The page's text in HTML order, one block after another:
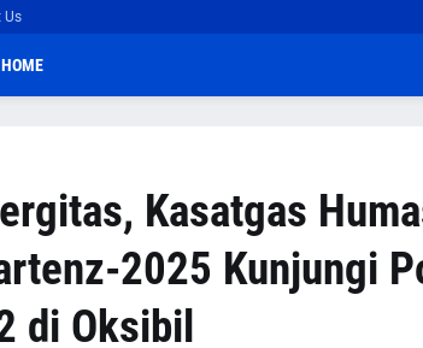
Us
HOME
Kasatgas
2025 Kunjungi
di Oksibil